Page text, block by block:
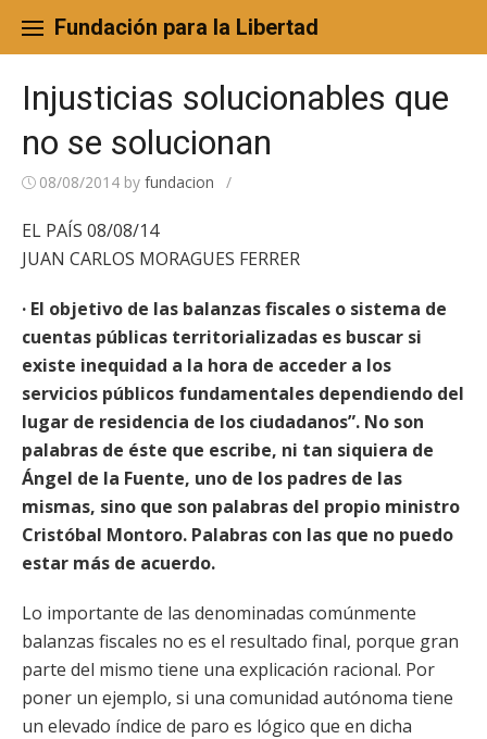
content
Fundación para la Libertad
Injusticias solucionables que
no se solucionan
08/08/2014 by fundacion /
EL PAÍS 08/08/14
JUAN CARLOS MORAGUES FERRER
· El objetivo de las balanzas fiscales o sistema de
cuentas públicas territorializadas es buscar si
existe inequidad a la hora de acceder a los
servicios públicos fundamentales dependiendo del
lugar de residencia de los ciudadanos”. No son
palabras de éste que escribe, ni tan siquiera de
Ángel de la Fuente, uno de los padres de las
mismas, sino que son palabras del propio ministro
Cristóbal Montoro. Palabras con las que no puedo
estar más de acuerdo.
Lo importante de las denominadas comúnmente
balanzas fiscales no es el resultado final, porque gran
parte del mismo tiene una explicación racional. Por
poner un ejemplo, si una comunidad autónoma tiene
un elevado índice de paro es lógico que en dicha